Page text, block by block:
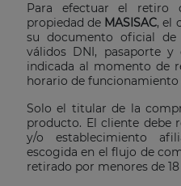
Para efectuar el retiro
propiedad de MASISAC, el
su documento oficial
válidos DNI, pasaporte y
indicada al momento de
horario de funcionamiento
Solo el titular de la
producto. El cliente debe
y/o establecimiento
escogida en el flujo de
retirado por menores de 18